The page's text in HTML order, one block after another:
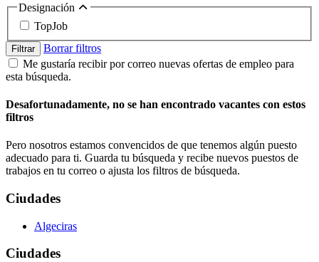
Designación
TopJob
Filtrar
Borrar filtros
Me gustaría recibir por correo nuevas ofertas de empleo para
esta búsqueda.
Desafortunadamente, no se han encontrado vacantes con estos
filtros
Pero nosotros estamos convencidos de que tenemos algún puesto
adecuado para ti. Guarda tu búsqueda y recibe nuevos puestos de
trabajos en tu correo o ajusta los filtros de búsqueda.
Ciudades
Algeciras
Ciudades